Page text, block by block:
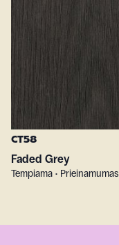
CT58
Faded Grey
Tempiama • Prieinamumas